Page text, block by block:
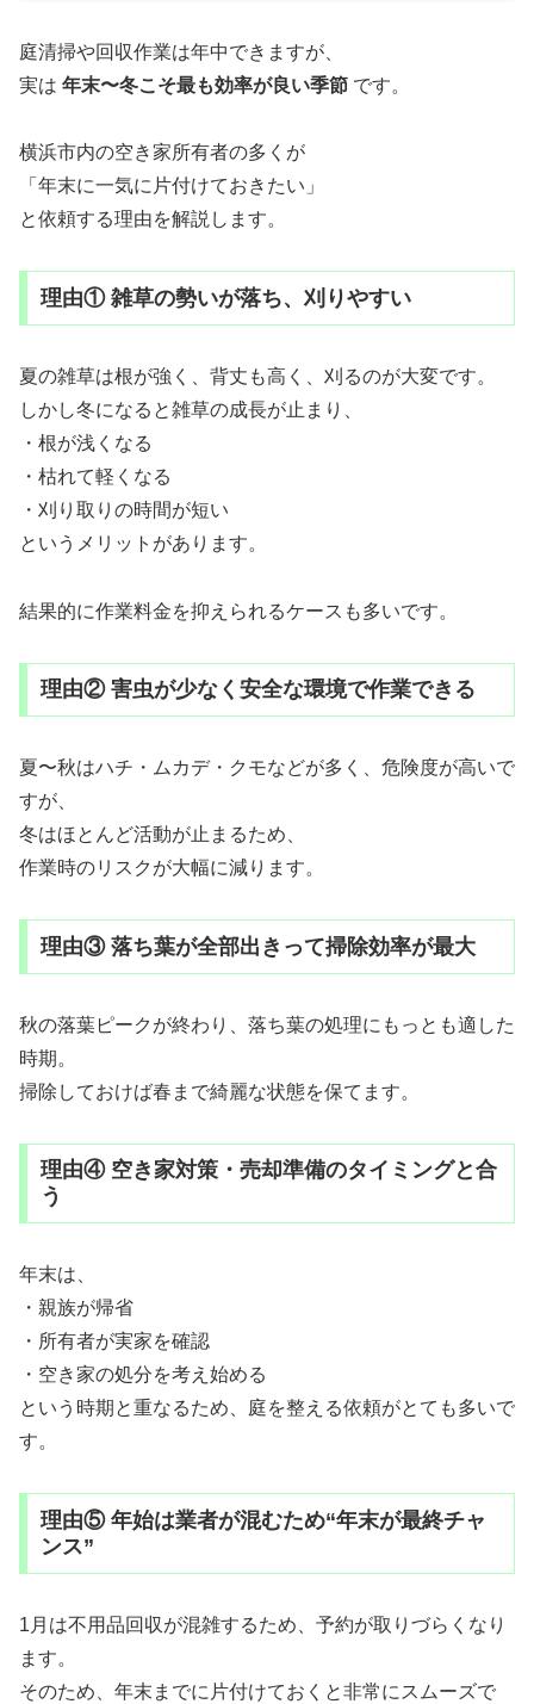
庭清掃や回収作業は年中できますが、
実は 年末〜冬こそ最も効率が良い季節 です。
横浜市内の空き家所有者の多くが
「年末に一気に片付けておきたい」
と依頼する理由を解説します。
理由① 雑草の勢いが落ち、刈りやすい
夏の雑草は根が強く、背丈も高く、刈るのが大変です。
しかし冬になると雑草の成長が止まり、
・根が浅くなる
・枯れて軽くなる
・刈り取りの時間が短い
というメリットがあります。
結果的に作業料金を抑えられるケースも多いです。
理由② 害虫が少なく安全な環境で作業できる
夏〜秋はハチ・ムカデ・クモなどが多く、危険度が高いで
すが、
冬はほとんど活動が止まるため、
作業時のリスクが大幅に減ります。
理由③ 落ち葉が全部出きって掃除効率が最大
秋の落葉ピークが終わり、落ち葉の処理にもっとも適した
時期。
掃除しておけば春まで綺麗な状態を保てます。
理由④ 空き家対策・売却準備のタイミングと合
う
年末は、
・親族が帰省
・所有者が実家を確認
・空き家の処分を考え始める
という時期と重なるため、庭を整える依頼がとても多いで
す。
理由⑤ 年始は業者が混むため“年末が最終チャ
ンス”
1月は不用品回収が混雑するため、予約が取りづらくなり
ます。
そのため、年末までに片付けておくと非常にスムーズで